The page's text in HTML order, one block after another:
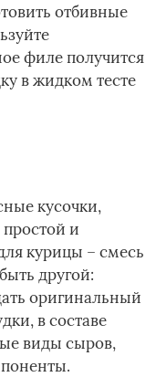
отбивные
филе получится
в жидком тесте
кусочки,
и
курицы – смесь
другой:
оригинальный
в составе
виды сыров,